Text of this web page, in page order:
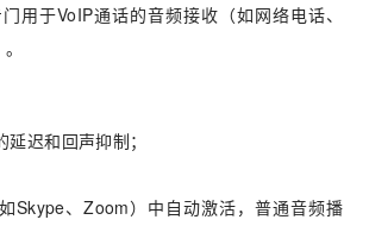
用于VoIP通话的音频接收（如网络电话、
迟和回声抑制；
Skype、Zoom）中自动激活，普通音频播